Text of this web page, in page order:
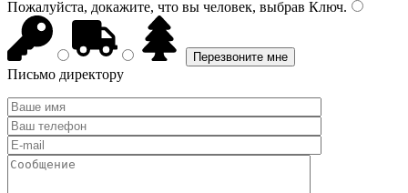
Пожалуйста, докажите, что вы человек, выбрав Ключ.
Письмо директору